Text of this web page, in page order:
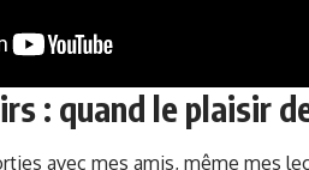
: quand le plaisir
avec mes amis, même mes